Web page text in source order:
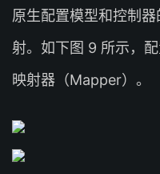
原生配置模型和控制
射。如下图 9 所示，
映射器（Mapper）。